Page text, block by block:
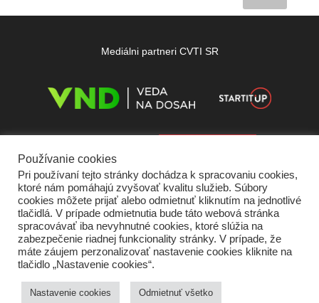
Mediálni partneri CVTI SR
Domov O nás Kontakt Vydavateľ
Podmienky používania
Ochrana súkromia Štatút súťaží
Partneri
RSS Sitemap
Používanie cookies
Pri používaní tejto stránky dochádza k spracovaniu cookies,
ktoré nám pomáhajú zvyšovať kvalitu služieb. Súbory
cookies môžete prijať alebo odmietnuť kliknutím na jednotlivé
tlačidlá. V prípade odmietnutia bude táto webová stránka
spracovávať iba nevyhnutné cookies, ktoré slúžia na
zabezpečenie riadnej funkcionality stránky. V prípade, že
máte záujem perzonalizovať nastavenie cookies kliknite na
tlačidlo „Nastavenie cookies“.
Nastavenie cookies Odmietnuť všetko